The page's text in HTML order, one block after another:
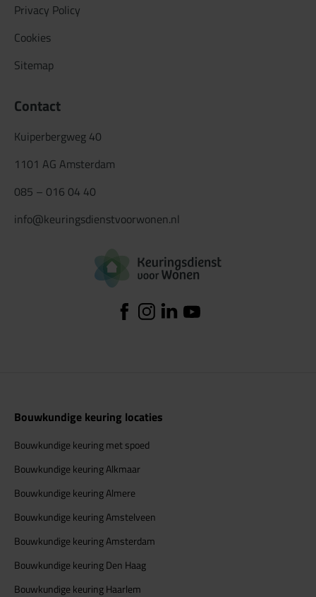
Privacy Policy
Cookies
Sitemap
Contact
Kuiperbergweg 40
1101 AG Amsterdam
085 – 016 04 40
info@keuringsdienstvoorwonen.nl
Logo
FacebookInstagram
LinkedinYouTube
Bouwkundige keuring locaties
Bouwkundige keuring met spoed
Bouwkundige keuring Alkmaar
Bouwkundige keuring Almere
Bouwkundige keuring Amstelveen
Bouwkundige keuring Amsterdam
Bouwkundige keuring Den Haag
Bouwkundige keuring Haarlem